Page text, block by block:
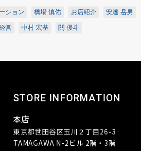
ション 橋場 慎佑 お店紹介 安達 岳男
営 中村 宏基 關 優斗
STORE INFORMATION
本店
東京都世田谷区玉川２丁目26-3
TAMAGAWA N-2ビル 2階・3階